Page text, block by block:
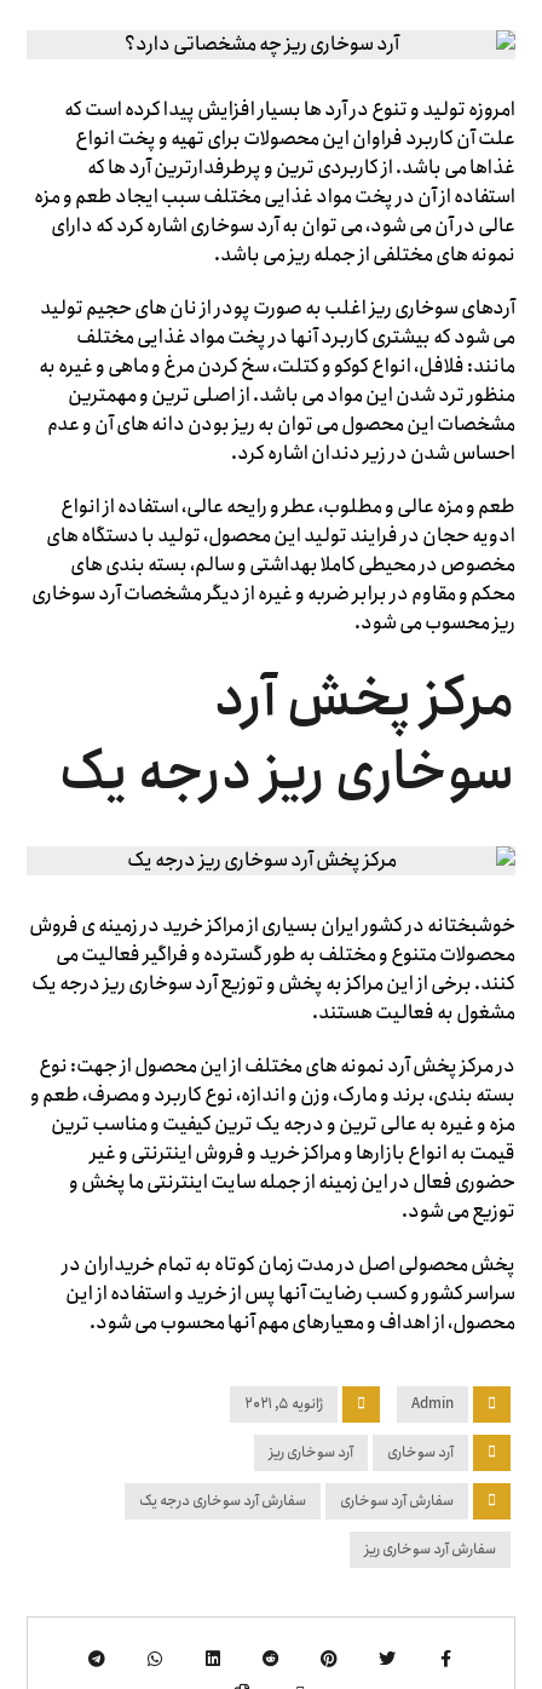
امروزه تولید و تنوع در آرد ها بسیار افزایش پیدا کرده است که
علت آن کاربرد فراوان این محصولات برای تهیه و پخت انواع
غذاها می باشد. از کاربردی ترین و پرطرفدارترین آرد ها که
استفاده از آن در پخت مواد غذایی مختلف سبب ایجاد طعم و مزه
عالی در آن می شود، می توان به آرد سوخاری اشاره کرد که دارای
نمونه های مختلفی از جمله ریز می باشد.
آردهای سوخاری ریز اغلب به صورت پودر از نان های حجیم تولید
می شود که بیشتری کاربرد آنها در پخت مواد غذایی مختلف
مانند: فلافل، انواع کوکو و کتلت، سخ کردن مرغ و ماهی و غیره به
منظور ترد شدن این مواد می باشد. از اصلی ترین و مهمترین
مشخصات این محصول می توان به ریز بودن دانه های آن و عدم
احساس شدن در زیر دندان اشاره کرد.
طعم و مزه عالی و مطلوب، عطر و رایحه عالی، استفاده از انواع
ادویه حجان در فرایند تولید این محصول، تولید با دستگاه های
مخصوص در محیطی کاملا بهداشتی و سالم، بسته بندی های
محکم و مقاوم در برابر ضربه و غیره از دیگر مشخصات آرد سوخاری
ریز محسوب می شود.
مرکز پخش آرد
سوخاری ریز درجه یک
خوشبختانه در کشور ایران بسیاری از مراکز خرید در زمینه ی فروش
محصولات متنوع و مختلف به طور گسترده و فراگیر فعالیت می
کنند. برخی از این مراکز به پخش و توزیع آرد سوخاری ریز درجه یک
مشغول به فعالیت هستند.
در مرکز پخش آرد نمونه های مختلف از این محصول از جهت: نوع
بسته بندی، برند و مارک، وزن و اندازه، نوع کاربرد و مصرف، طعم و
مزه و غیره به عالی ترین و درجه یک ترین کیفیت و مناسب ترین
قیمت به انواع بازارها و مراکز خرید و فروش اینترنتی و غیر
حضوری فعال در این زمینه از جمله سایت اینترنتی ما پخش و
توزیع می شود.
پخش محصولی اصل در مدت زمان کوتاه به تمام خریداران در
سراسر کشور و کسب رضایت آنها پس از خرید و استفاده از این
محصول، از اهداف و معیارهای مهم آنها محسوب می شود.
Admin ژانویه ۵, ۲۰۲۱
آرد سوخاری آرد سوخاری ریز
سفارش آرد سوخاری سفارش آرد سوخاری درجه یک
سفارش آرد سوخاری ریز